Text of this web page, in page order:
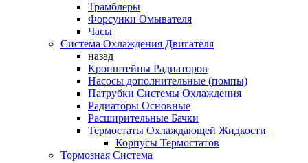
Трамблеры
Форсунки Омывателя
Часы
Система Охлаждения Двигателя
назад
Кронштейны Радиаторов
Насосы дополнительные (помпы)
Патрубки Системы Охлаждения
Радиаторы Основные
Расширительные Бачки
Термостаты Охлаждающей Жидкости
Корпусы Термостатов
Тормозная Система